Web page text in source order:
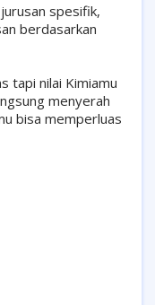
spesifik,
berdasarkan
tapi nilai Kimiamu
menyerah
bisa memperluas